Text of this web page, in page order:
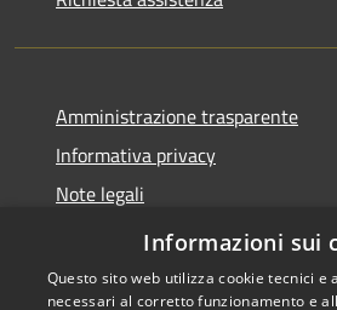
Amministrazione trasparente
Informativa privacy
Note legali
Dichiarazione di accessibilità
Informazioni sui
Questo sito web utilizza cookie tecnici
necessari al corretto funzionamento e